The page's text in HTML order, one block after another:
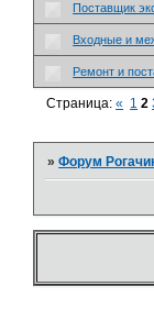
Поставщик
Входные и
Ремонт и
Страница:« 1 2
»Форум